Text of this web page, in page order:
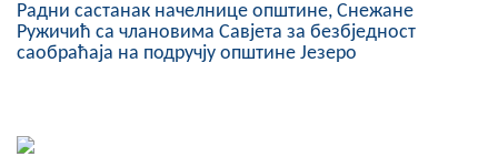
Радни састанак начелнице општине, Снежане
Ружичић са члановима Савјета за безбједност
саобраћаја на подручју општине Језеро